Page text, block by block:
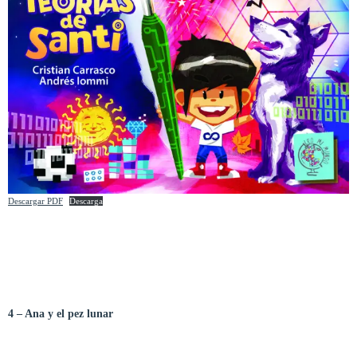
Descargar PDF Descarga
4 – Ana y el pez lunar